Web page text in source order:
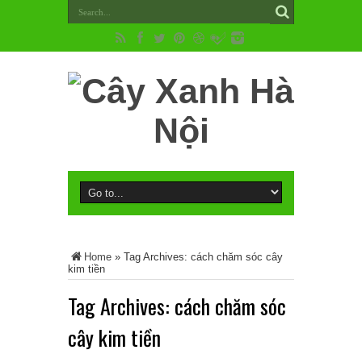
Home » Tag Archives: cách chăm sóc cây
kim tiền
Tag Archives: cách chăm sóc
cây kim tiền